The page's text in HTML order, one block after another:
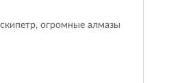
огромные алмазы